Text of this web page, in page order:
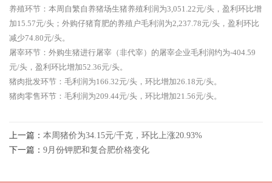
养殖环节：本周自繁自养猪场生猪养殖利润为3,051.22元/头，盈利环比增
加15.57元/头；外购仔猪育肥的养殖户毛利润为2,237.78元/头，盈利环比
减少74.80元/头。
屠宰环节：外购生猪进行屠宰（非代宰）的屠宰企业毛利润约为-404.59
元/头，盈利环比增加52.36元/头。
猪肉批发环节：毛利润为166.32元/头，环比增加26.18元/头。
猪肉零售环节：毛利润为209.44元/头，环比增加21.56元/头。
上一篇： 本周猪价为34.15元/千克，环比上涨20.93%
下一篇： 9月份钾肥和复合肥价格变化